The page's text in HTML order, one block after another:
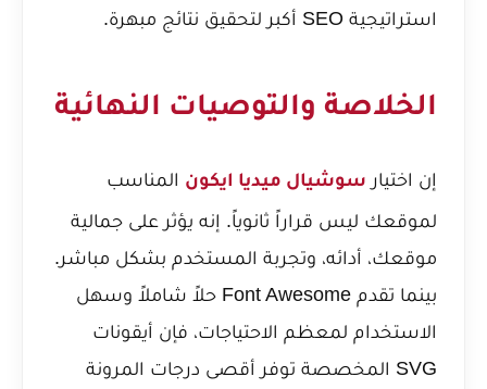
استراتيجية SEO أكبر لتحقيق نتائج مبهرة.
الخلاصة والتوصيات النهائية
إن اختيار سوشيال ميديا ايكون المناسب
لموقعك ليس قراراً ثانوياً. إنه يؤثر على جمالية
موقعك، أدائه، وتجربة المستخدم بشكل مباشر.
بينما تقدم Font Awesome حلاً شاملاً وسهل
الاستخدام لمعظم الاحتياجات، فإن أيقونات
SVG المخصصة توفر أقصى درجات المرونة